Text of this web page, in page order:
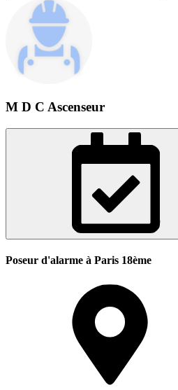
M D C Ascenseur
Poseur d'alarme à Paris 18ème